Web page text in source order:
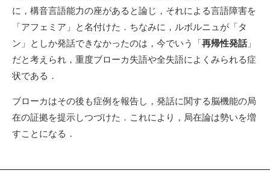
に，構音言語能力の座があると論じ，それによる言語障害を
「アフェミア」と名付けた．ちなみに，ルボルニュが「タ
ン」としか発話できなかったのは，今でいう「再帰性発話」
だと考えられ，重度ブローカ失語や全失語によくみられる症
状である．
ブローカはその後も症例を報告し，発話に関する脳機能の局
在の証拠を提示しつづけた．これにより，局在論は勢いを増
すことになる．